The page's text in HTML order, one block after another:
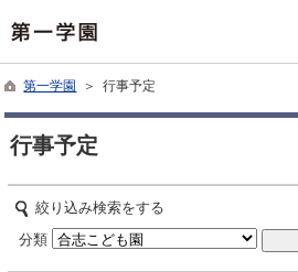
第一学園 ＞ 行事予定
行事予定
絞り込み検索をする
分類